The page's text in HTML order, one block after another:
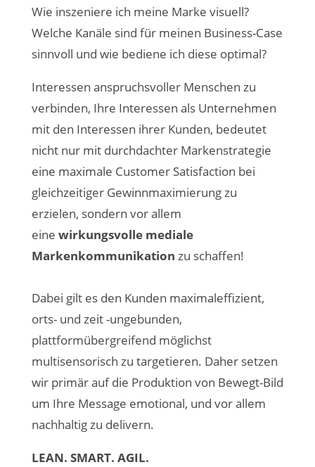
Wie inszeniere ich meine Marke visuell?
Welche Kanäle sind für meinen Business-Case
sinnvoll und wie bediene ich diese optimal?
Interessen anspruchsvoller Menschen zu
verbinden, Ihre Interessen als Unternehmen
mit den Interessen ihrer Kunden, bedeutet
nicht nur mit durchdachter Markenstrategie
eine maximale Customer Satisfaction bei
gleichzeitiger Gewinnmaximierung zu
erzielen, sondern vor allem
eine wirkungsvolle mediale
Markenkommunikation zu schaffen!
Dabei gilt es den Kunden maximaleffizient,
orts- und zeit -ungebunden,
plattformübergreifend möglichst
multisensorisch zu targetieren. Daher setzen
wir primär auf die Produktion von Bewegt-Bild
um Ihre Message emotional, und vor allem
nachhaltig zu delivern.
LEAN. SMART. AGIL.